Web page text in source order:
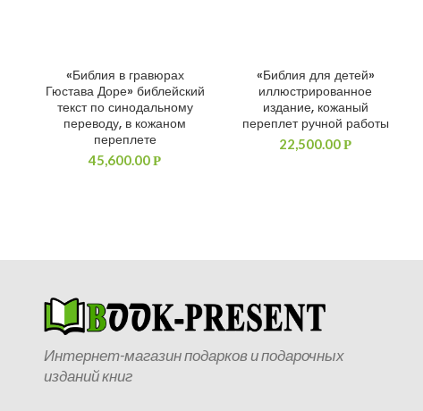
ДОБАВИТЬ В КОРЗИНУ
«Библия в гравюрах
Гюстава Доре» библейский
текст по синодальному
переводу, в кожаном
переплете
45,600.00Р
ДОБАВИТЬ В КОРЗИНУ
«Библия для детей»
иллюстрированное
издание, кожаный
переплет ручной работы
22,500.00Р
Интернет-магазин подарков и подарочных
изданий книг